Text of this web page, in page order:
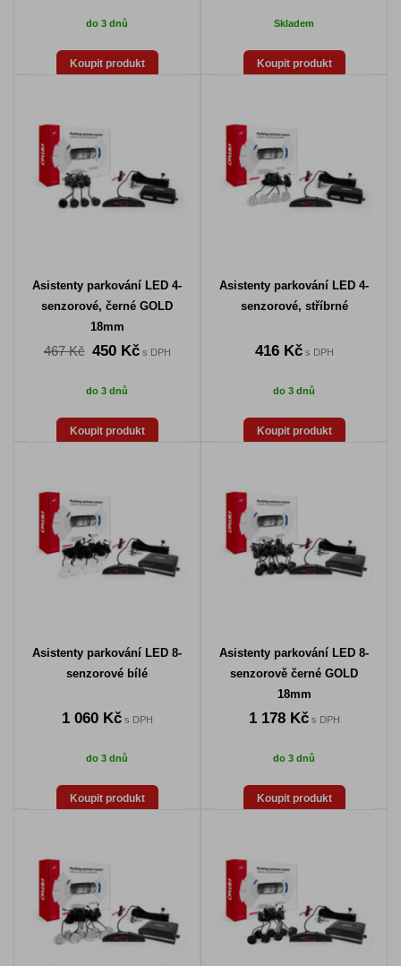
do 3 dnů
Koupit produkt
Skladem
Koupit produkt
Asistenty parkování LED 4-
senzorové, černé GOLD
18mm
467 Kč 450 Kčs DPH
do 3 dnů
Koupit produkt
Asistenty parkování LED 4-
senzorové, stříbrné
416 Kčs DPH
do 3 dnů
Koupit produkt
Asistenty parkování LED 8-
senzorové bílé
1 060 Kčs DPH
do 3 dnů
Koupit produkt
Asistenty parkování LED 8-
senzorově černé GOLD
18mm
1 178 Kčs DPH
do 3 dnů
Koupit produkt